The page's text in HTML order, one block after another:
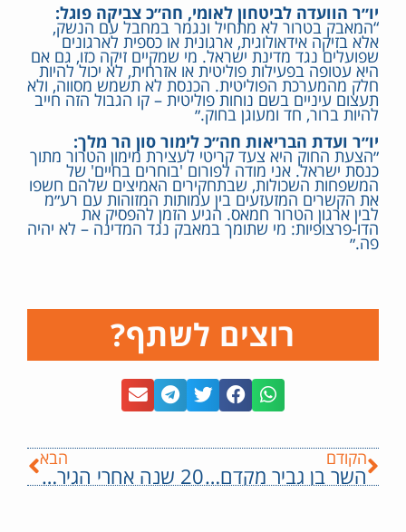
יו״ר הוועדה לביטחון לאומי, חה״כ צביקה פוגל:
“המאבק בטרור לא מתחיל ונגמר במחבל עם הנשק,
אלא בזיקה אידאולוגית, ארגונית או כספית לארגונים
שפועלים נגד מדינת ישראל. מי שמקיים זיקה כזו, גם אם
היא עטופה בפעילות פוליטית או אזרחית, לא יכול להיות
חלק מהמערכת הפוליטית. הכנסת לא תשמש מסווה, ולא
תעצום עיניים בשם נוחות פוליטית – קו הגבול הזה חייב
להיות ברור, חד ומעוגן בחוק.״
יו״ר ועדת הבריאות חה״כ לימור סון הר מלך:
״הצעת החוק היא צעד קריטי לעצירת מימון הטרור מתוך
כנסת ישראל. אני מודה לפורום 'בוחרים בחיים' של
המשפחות השכולות, שבתחקירים האמיצים שלהם חשפו
את הקשרים המזעזעים בין עמותות המזוהות עם רע״מ
לבין ארגון הטרור חמאס. הגיע הזמן להפסיק את
הדו-פרצופיות: מי שתומך במאבק נגד המדינה – לא יהיה
פה.״
רוצים לשתף?
הקודם
השר בן גביר מקדם: בדיקת פוליגרף ליועמ״שית ופרקליט המדינה
הבא
20 שנה אחרי הגירוש: השר בן גביר מאשר רישיונות נשק ליישוב שא-נור שפונה